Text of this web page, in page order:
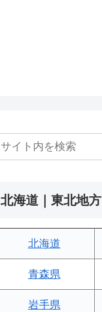
北海道｜東北地方
北海道
青森県
岩手県